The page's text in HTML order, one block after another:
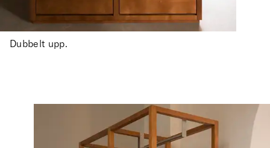
Dubbelt upp.